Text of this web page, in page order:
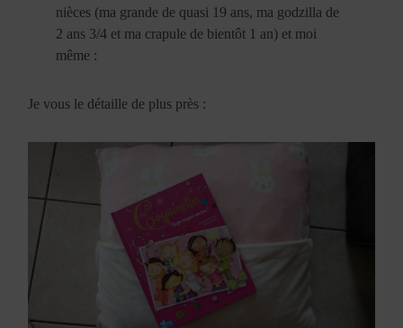
nièces (ma grande de quasi 19 ans, ma godzilla de
2 ans 3/4 et ma crapule de bientôt 1 an) et moi
même :
Je vous le détaille de plus près :